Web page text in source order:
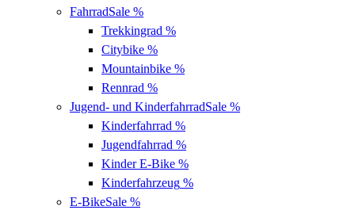
FahrradSale %
Trekkingrad %
Citybike %
Mountainbike %
Rennrad %
Jugend- und KinderfahrradSale %
Kinderfahrrad %
Jugendfahrrad %
Kinder E-Bike %
Kinderfahrzeug %
E-BikeSale %